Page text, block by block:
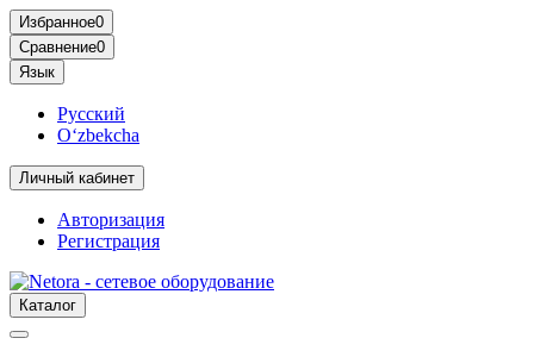
Избранное0
Сравнение0
Язык
Русский
O‘zbekcha
Личный кабинет
Авторизация
Регистрация
Каталог